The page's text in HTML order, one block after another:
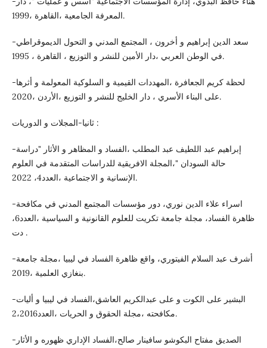
المعرفة الجامعية ،القاهرة ،1999.
-سعد الدين إبراهيم و أخرون ، المجتمع المدني و التحول الديموقراطي
في الوطن العربي ،دار الأمين للنشر و التوزيع ، القاهرة ، 1995.
-لحظة كريم الجعافرة ،المهددات القيمية و السلوكية المعولمة و أثرها
على البناء الأسري ، دار الخليج للنشر و التوزيع ،الأردن ،2020.
ثانيا-المجلات و الدوريات :
-إبراهيم عبد اللطيف عبد المطلب ،الفساد و المظاهر و الأثار "دراسة
حالة السودان "،المجلة الافريقية للدراسات المتقدمة في العلوم
الإنسانية و الاجتماعية ،العدد4، 2022.
-اسراء علاء الدين نوري، دور مؤسسات المجتمع المدني في مكافحة
ظاهرة الفساد، مجلة جامعة تكريت للعلوم القانونية و السياسية ،العدد6،
دت .
-أشرف عبد السلام الفيتوري، واقع ظاهرة الفساد في ليبيا ،مجلة جامعة
بنغازي العلمية ،2019.
-البشير على الكوت و على عبدالكريم العاشق،الفساد في ليبيا و أليات
مكافحته ،مجلة الحقوق و الحريات ،العدد2،2016.
-الصديق مفتاح البكوشو سافينار صالح،الفساد الإداري ظهوره و الأثار